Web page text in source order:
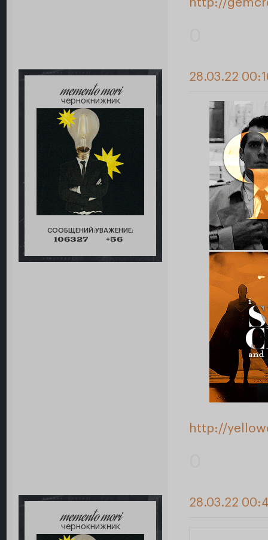
http://
memento mori
чернокнижник
СООБЩЕНИЙ:
106327
УВАЖЕНИЕ:
+56
28.03.22
http://
memento mori
чернокнижник
28.03.22